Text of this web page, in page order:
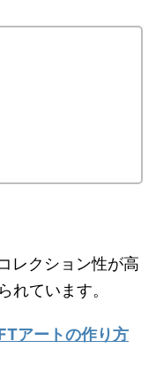
レクション性が高
れています。
アートの作り方